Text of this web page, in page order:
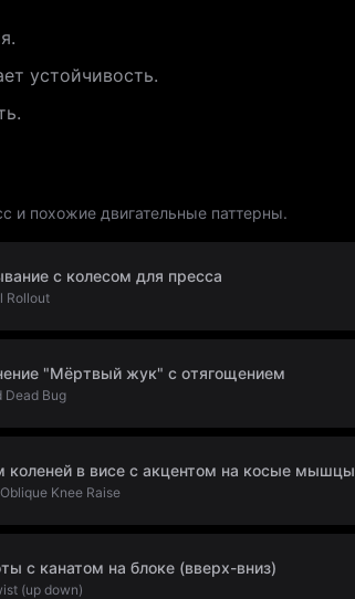
устойчивость.
и похожие двигательные паттерны.
с колесом для пресса
Rollout
"Мёртвый жук" с отягощением
Dead Bug
коленей в висе с акцентом на косые мышцы
Knee Raise
с канатом на блоке (вверх-вниз)
(up down)